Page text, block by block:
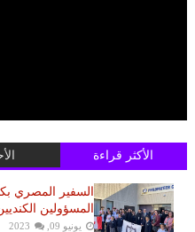
الأكثر قراءة
السفير المصري
المسؤولين
يونيو 09, 2023